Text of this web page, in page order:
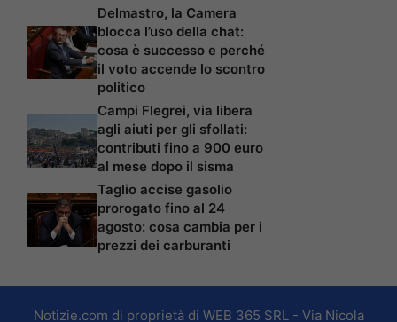
Delmastro, la Camera
blocca l’uso della chat:
cosa è successo e perché
il voto accende lo scontro
politico
Campi Flegrei, via libera
agli aiuti per gli sfollati:
contributi fino a 900 euro
al mese dopo il sisma
Taglio accise gasolio
prorogato fino al 24
agosto: cosa cambia per i
prezzi dei carburanti
Notizie.com di proprietà di WEB 365 SRL - Via Nicola